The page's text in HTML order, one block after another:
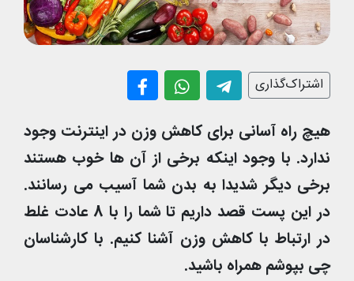
اشتراک‌گذاری
هیچ راه آسانی برای کاهش وزن در اینترنت وجود
ندارد. با وجود اینکه برخی از آن ها خوب هستند
برخی دیگر شدیدا به بدن شما آسیب می رسانند.
در این پست قصد داریم تا شما را با 8 عادت غلط
در ارتباط با کاهش وزن آشنا کنیم. با کارشناسان
چی بپوشم همراه باشید.